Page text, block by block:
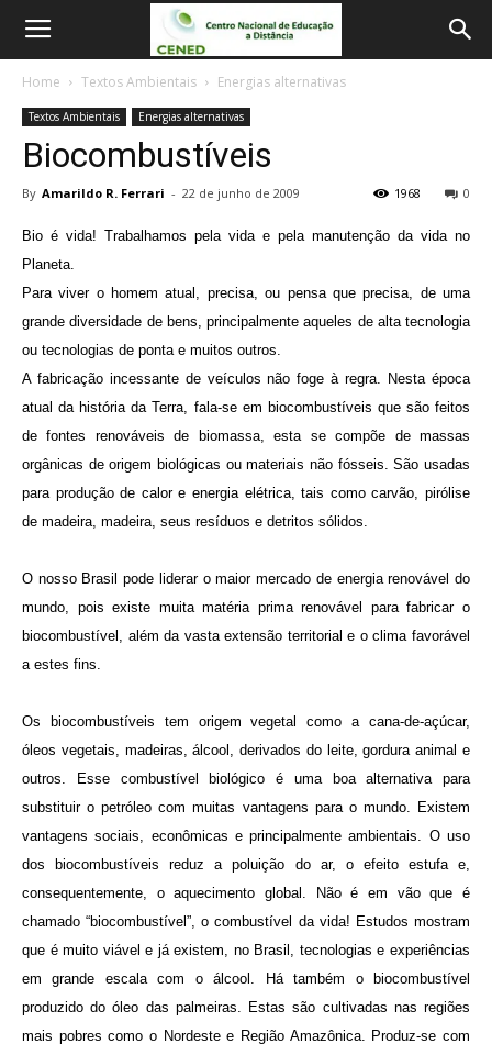
Home Textos Ambientais Energias alternativas
Textos Ambientais Energias alternativas
Biocombustíveis
By Amarildo R. Ferrari - 22 de junho de 2009 0
1968
Bio é vida! Trabalhamos pela vida e pela manutenção da vida no
Planeta.
Para viver o homem atual, precisa, ou pensa que precisa, de uma
grande diversidade de bens, principalmente aqueles de alta tecnologia
ou tecnologias de ponta e muitos outros.
A fabricação incessante de veículos não foge à regra. Nesta época
atual da história da Terra, fala-se em biocombustíveis que são feitos
de fontes renováveis de biomassa, esta se compõe de massas
orgânicas de origem biológicas ou materiais não fósseis. São usadas
para produção de calor e energia elétrica, tais como carvão, pirólise
de madeira, madeira, seus resíduos e detritos sólidos.
O nosso Brasil pode liderar o maior mercado de energia renovável do
mundo, pois existe muita matéria prima renovável para fabricar o
biocombustível, além da vasta extensão territorial e o clima favorável
a estes fins.
Os biocombustíveis tem origem vegetal como a cana-de-açúcar,
óleos vegetais, madeiras, álcool, derivados do leite, gordura animal e
outros. Esse combustível biológico é uma boa alternativa para
substituir o petróleo com muitas vantagens para o mundo. Existem
vantagens sociais, econômicas e principalmente ambientais. O uso
dos biocombustíveis reduz apoluição do ar, o efeito estufa e,
consequentemente, o aquecimento global. Não é em vão que é
chamado “biocombustível”, o combustível da vida! Estudos mostram
que é muito viável e já existem, no Brasil, tecnologias e experiências
em grande escala com o álcool. Há também o biocombustível
produzido do óleo das palmeiras. Estas são cultivadas nas regiões
mais pobres como o Nordeste e Região Amazônica. Produz-se com